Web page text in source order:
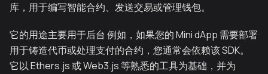
库，用于编写智能合约、发送交易或管理钱包。
它的用途主要用于后台 例如，如果您的 Mini dApp 需要部署
用于铸造代币或处理支付的合约，您通常会依赖该 SDK。
它以 Ethers.js 或 Web3.js 等熟悉的工具为基础，并为